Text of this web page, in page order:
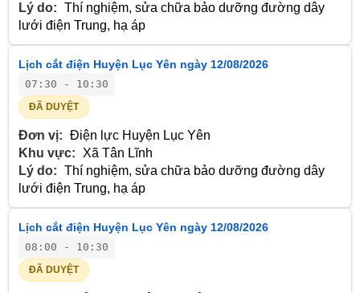
Lý do: Thí nghiệm, sửa chữa bảo dưỡng đường dây
lưới điện Trung, hạ áp
Lịch cắt điện Huyện Lục Yên ngày 12/08/2026
07:30 - 10:30
ĐÃ DUYỆT
Đơn vị: Điện lực Huyện Lục Yên
Khu vực:
Xã Tân Lĩnh
Lý do: Thí nghiệm, sửa chữa bảo dưỡng đường dây
lưới điện Trung, hạ áp
Lịch cắt điện Huyện Lục Yên ngày 12/08/2026
08:00 - 10:30
ĐÃ DUYỆT